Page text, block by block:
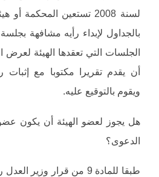
لسنة 2008 تستعين المحكمة
بالجداول لإبداء رأيه مشافهة
الجلسات التي تعقدها الهيئة
أن يقدم تقريرا مكتوبا مع
ويقوم بالتوقيع عليه.
هل يجوز لعضو الهيئة أن يكون
الدعوى؟